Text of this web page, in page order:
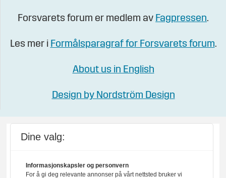
Forsvarets forum er medlem av Fagpressen.
Les mer i Formålsparagraf for Forsvarets forum.
About us in English
Design by Nordström Design
Dine valg:
Informasjonskapsler og personvern
For å gi deg relevante annonser på vårt nettsted bruker vi